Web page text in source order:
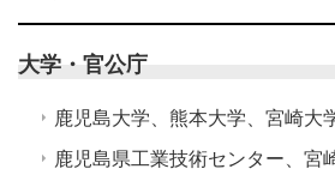
大学・官公庁
鹿児島大学、熊本大学、宮崎大
鹿児島県工業技術センター、宮